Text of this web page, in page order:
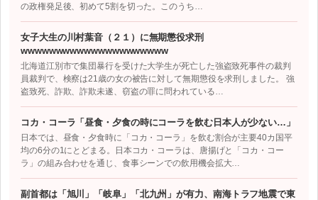
の政権発足後、初めて5割を切った。このうち…
女子大生の川村葉音（２１）に無期懲役求刑
wwwwwwwwwwwwwwwwwwwww
北海道江別市で集団暴行を受けた大学生が死亡した強盗致死事件の裁判
員裁判で、検察は21歳の女の被告に対して無期懲役を求刑しました。 強
盗致死、詐欺、詐欺未遂、窃盗の罪に問われている…
コカ・コーラ「昼食・夕食の時にコーラを飲む日本人が少ない…」
日本では、昼食・夕食時に「コカ・コーラ」を飲む割合が主要40カ国平
均の6分の1にとどまる。日本コカ・コーラは、唐揚げと「コカ・コー
ラ」の組み合わせを通じ、食事シーンでの飲用機会拡大…
副首都は「旭川」「岐阜」「北九州」が有力、南海トラフ地震で東